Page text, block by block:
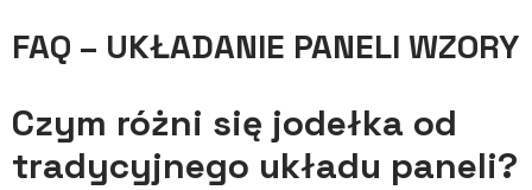
FAQ – UKŁADANIE PANELI WZORY
Czym różni się jodełka od
tradycyjnego układu paneli?